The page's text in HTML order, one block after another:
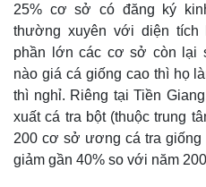
25% cơ sở có đăng ký
thường xuyên với diện
phần lớn các cơ sở còn lại
nào giá cá giống cao thì họ
thì nghỉ. Riêng tại Tiền
xuất cá tra bột (thuộc trung
200 cơ sở ương cá tra
giảm gần 40% so với năm